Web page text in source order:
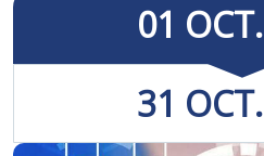
01 OCT.
31 OCT.